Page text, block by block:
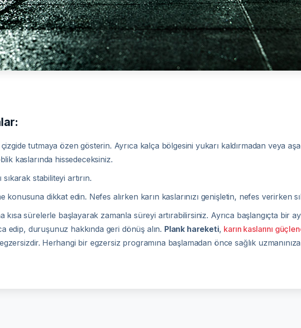
tutmaya özen gösterin. Ayrıca kalça bölgesini yukarı kaldırmadan veya
kaslarında hissedeceksiniz.
sıkarak stabiliteyi artırın.
konusuna dikkat edin. Nefes alırken karın kaslarınızı genişletin, nefes verirken
kısa sürelerle başlayarak zamanla süreyi artırabilirsiniz. Ayrıca başlangıçta bir
edip, duruşunuz hakkında geri dönüş alın. Plank hareketi, karın kaslarını
Herhangi bir egzersiz programına başlamadan önce sağlık